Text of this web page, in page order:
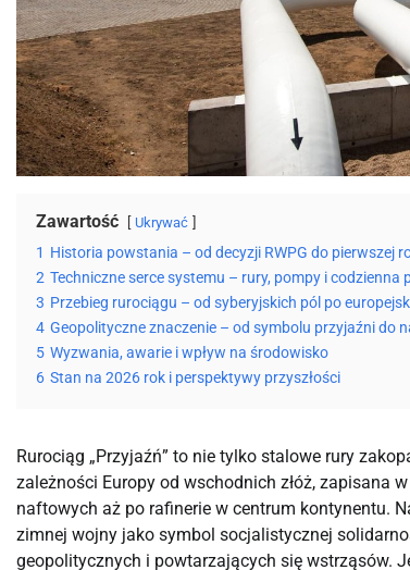
Zawartość Ukrywać
1 Historia powstania – od decyzji RWPG do pierwszej
2 Techniczne serce systemu – rury, pompy i codzienna
3 Przebieg rurociągu – od syberyjskich pól po
4 Geopolityczne znaczenie – od symbolu przyjaźni do
5 Wyzwania, awarie i wpływ na środowisko
6 Stan na 2026 rok i perspektywy przyszłości
Rurociąg „Przyjaźń” to nie tylko stalowe rury
zależności Europy od wschodnich złóż, zapisana
naftowych aż po rafinerie w centrum kontynentu.
zimnej wojny jako symbol socjalistycznej
geopolitycznych i powtarzających się wstrząsów.